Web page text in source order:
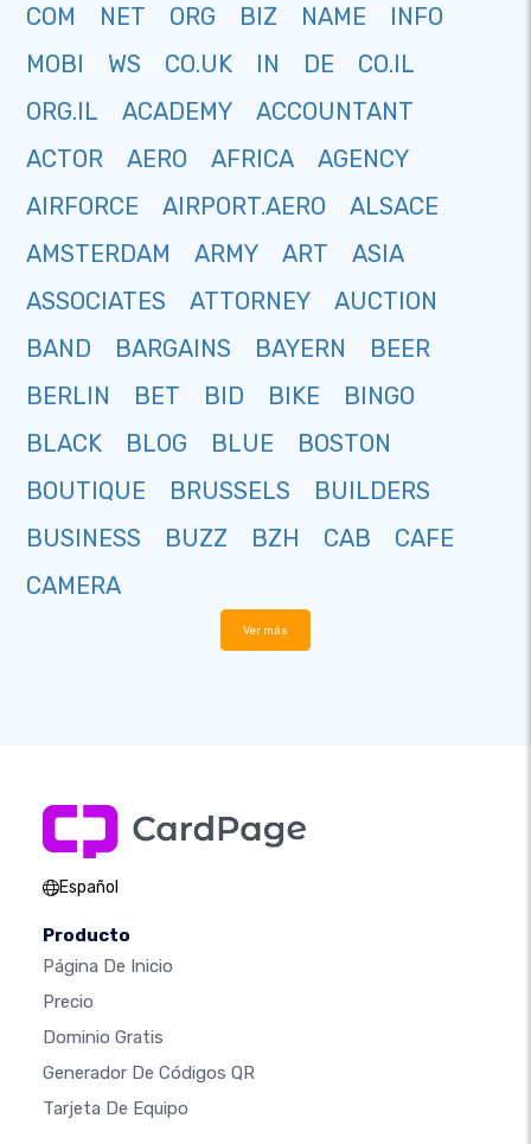
COM NET ORG BIZ NAME
INFO
MOBI
WS CO.UK IN DE
CO.IL
ORG.IL
ACADEMY
ACCOUNTANT
ACTOR
AERO AFRICA
AGENCY
AIRFORCE
AIRPORT.AERO
ALSACE
AMSTERDAM
ARMY ART
ASIA
ASSOCIATES
ATTORNEY
AUCTION
BAND
BARGAINS BAYERN
BEER
BERLIN
BET BID BIKE
BINGO
BLACK
BLOG BLUE
BOSTON
BOUTIQUE
BRUSSELS
BUILDERS
BUSINESS
BUZZ BZH CAB
CAFE
CAMERA
Ver más
Español
Producto
Página De Inicio
Precio
Dominio Gratis
Generador De Códigos QR
Tarjeta De Equipo